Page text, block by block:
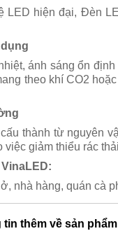
LED hiện đại, Đèn
ánh sáng ổn
theo khí CO2
thành từ nguyên
việc giảm thiểu rác
nhà hàng, quán cà
tin thêm về sản